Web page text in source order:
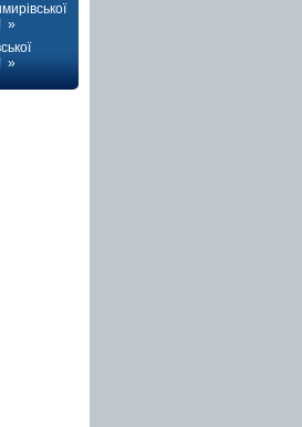
»
»